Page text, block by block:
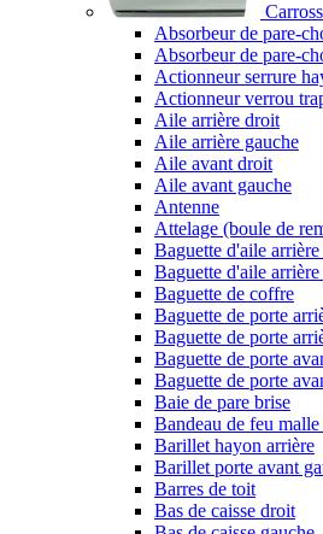
Absorbeur de pare-
Absorbeur de pare-
Actionneur serrure
Actionneur verrou
Aile arrière droit
Aile arrière gauche
Aile avant droit
Aile avant gauche
Antenne
Attelage (boule de
Baguette d'aile
Baguette d'aile arrière
Baguette de coffre
Baguette de porte
Baguette de porte
Baguette de porte
Baguette de porte
Baie de pare brise
Bandeau de feu
Barillet hayon arrière
Barillet porte avant
Barres de toit
Bas de caisse droit